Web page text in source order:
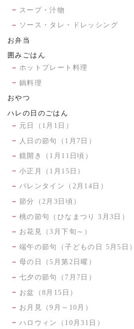
スープ・汁物
ソース・タレ・ドレッシング
お弁当
囲みごはん
ホットプレート料理
鍋料理
おやつ
ハレの日のごはん
元日（1月1日）
人日の節句（1月7日）
鏡開き（1月11日頃）
小正月（1月15日）
バレンタイン（2月14日）
節分（2月3日頃）
桃の節句（ひなまつり 3月3日）
お花見（3月下旬～）
端午の節句（子どもの日 5月5日）
母の日（5月第2日曜）
七夕の節句（7月7日）
お盆（8月15日）
お月見（9月～10月）
ハロウィン（10月31日）